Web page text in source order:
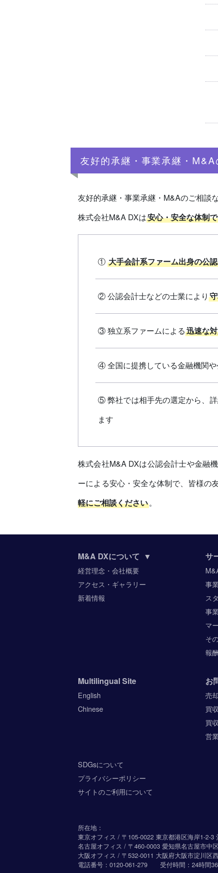
友好的承継・事業承継・
友好的承継・事業承継・M&Aのご相談
株式会社M&A DXは安心・安全な体制
① 大手会計系ファーム出身の公
② 公認会計士などの士業により
③ 独立系ファームによる迅速な
④ 全国に提携している金融機関
⑤ 弊社では相手先の選定から、
ます
株式会社M&A DXは公認会計士や金融
ーによる安心・安全な体制で、皆様の
軽にご相談ください。
M&A DXについて ▼
経営理念・会社概要
アクセス・ギャラリー
新着情報
サ
事
ス
事
マ
そ
報
Multilingual Site
English
Chinese
お
売
買
買
営
SDGsについて
プライバシーポリシー
サイトのご利用について
所在地：
東京オフィス / 〒105-0022 東京都港区海岸1-2-
名古屋オフィス / 〒460-0003 愛知県名古屋市中
大阪オフィス / 〒532-0011 大阪府大阪市淀川区
電話番号： 0120-061-279 受付時間：24時間